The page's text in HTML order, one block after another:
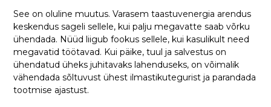
See on oluline muutus. Varasem taastuvenergia arendus
keskendus sageli sellele, kui palju megavatte saab võrku
ühendada. Nüüd liigub fookus sellele, kui kasulikult need
megavatid töötavad. Kui päike, tuul ja salvestus on
ühendatud üheks juhitavaks lahenduseks, on võimalik
vähendada sõltuvust ühest ilmastikutegurist ja parandada
tootmise ajastust.